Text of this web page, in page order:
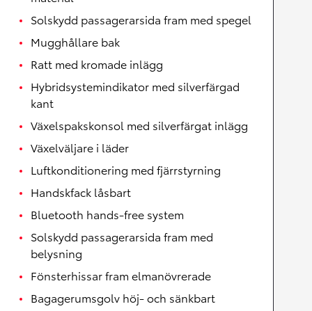
Solskydd passagerarsida fram med spegel
Mugghållare bak
Ratt med kromade inlägg
Hybridsystemindikator med silverfärgad
kant
Växelspakskonsol med silverfärgat inlägg
Växelväljare i läder
Luftkonditionering med fjärrstyrning
Handskfack låsbart
Bluetooth hands-free system
Solskydd passagerarsida fram med
belysning
Fönsterhissar fram elmanövrerade
Bagagerumsgolv höj- och sänkbart